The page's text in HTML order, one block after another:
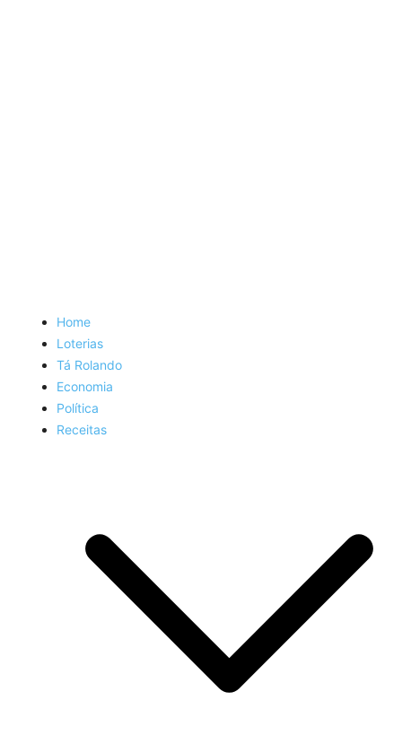
Home
Loterias
Tá Rolando
Economia
Política
Receitas